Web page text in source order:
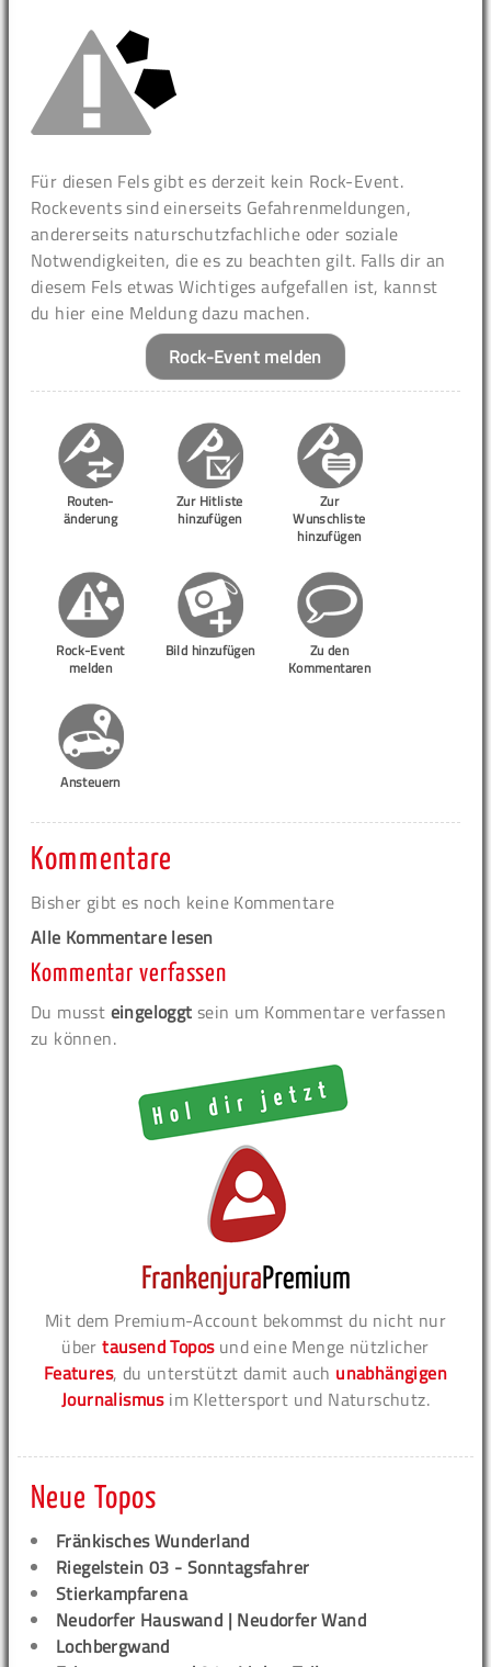
Für diesen Fels gibt es derzeit kein Rock-Event.
Rockevents sind einerseits Gefahrenmeldungen,
andererseits naturschutzfachliche oder soziale
Notwendigkeiten, die es zu beachten gilt. Falls dir an
diesem Fels etwas Wichtiges aufgefallen ist, kannst
du hier eine Meldung dazu machen.
Rock-Event melden
Routen-
änderung
Zur Hitliste
hinzufügen
Zur
Wunschliste
hinzufügen
Rock-Event
melden
Bild hinzufügen
Zu den
Kommentaren
Ansteuern
Kommentare
Bisher gibt es noch keine Kommentare
Alle Kommentare lesen
Kommentar verfassen
Du musst eingeloggt sein um Kommentare verfassen
zu können.
Mit dem Premium-Account bekommst du nicht nur
übertausend Toposund eine Menge nützlicher
Features, du unterstützt damit auch unabhängigen
Journalismusim Klettersport und Naturschutz.
Neue Topos
Fränkisches Wunderland
Riegelstein 03 - Sonntagsfahrer
Stierkampfarena
Neudorfer Hauswand | Neudorfer Wand
Lochbergwand